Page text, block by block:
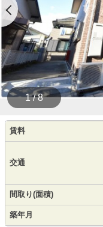
1 / 8
賃料
交通
間取り(面積)
築年月